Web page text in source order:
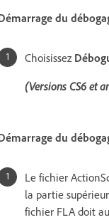
du
Choisissez
(Versions CS6 et
du
Le fichier
la partie
fichier FLA doit